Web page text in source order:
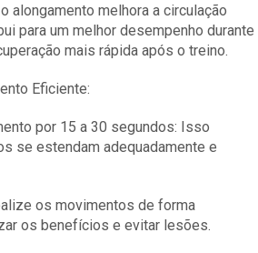
alongamento melhora a circulação
para um melhor desempenho durante
mais rápida após o treino.
Eficiente:
por 15 a 30 segundos: Isso
se estendam adequadamente e
os movimentos de forma
os benefícios e evitar lesões.